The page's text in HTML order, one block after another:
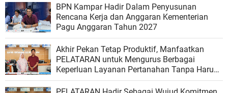
BPN Kampar Hadir Dalam Penyusunan
Rencana Kerja dan Anggaran Kementerian
Pagu Anggaran Tahun 2027
Akhir Pekan Tetap Produktif, Manfaatkan
PELATARAN untuk Mengurus Berbagai
Keperluan Layanan Pertanahan Tanpa Harus
Menunggu Hari Kerja